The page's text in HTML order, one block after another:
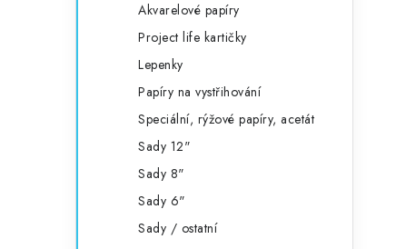
Akvarelové papíry
Project life kartičky
Lepenky
Papíry na vystřihování
Speciální, rýžové papíry, acetát
Sady 12"
Sady 8"
Sady 6"
Sady / ostatní